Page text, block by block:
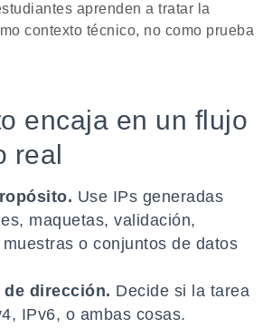
aprenden a tratar la
contexto técnico, no como prueba
encaja en un flujo
real
Use IPs generadas
maquetas, validación,
o conjuntos de datos
dirección. Decide si la tarea
IPv6, o ambas cosas.